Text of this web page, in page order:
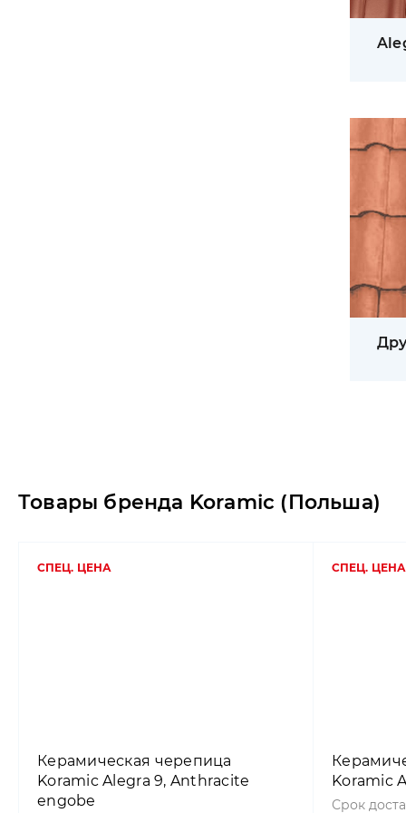
Товары бренда Koramic (Польша)
СПЕЦ. ЦЕНА
Керамическая черепица
Koramic Alegra 9, Anthracite
engobe
СПЕЦ. ЦЕНА
Koramic
Срок